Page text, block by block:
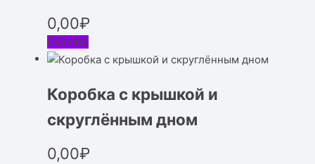
0,00₽
Скачать
Коробка с крышкой и
скруглённым дном
0,00₽